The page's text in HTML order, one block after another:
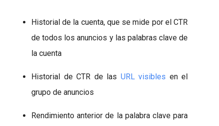
Historial de la cuenta, que se mide por el CTR
de todos los anuncios y las palabras clave de
la cuenta
Historial de CTR de las URL visibles en el
grupo de anuncios
Rendimiento anterior de la palabra clave para